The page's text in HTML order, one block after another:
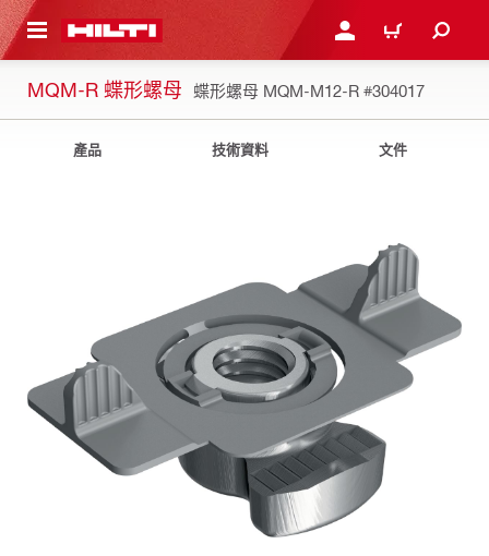
主要內容 登入或註冊購物車
MQM-R 蝶形螺母 蝶形螺母 MQM-M12-R #304017
產品 技術資料 文件